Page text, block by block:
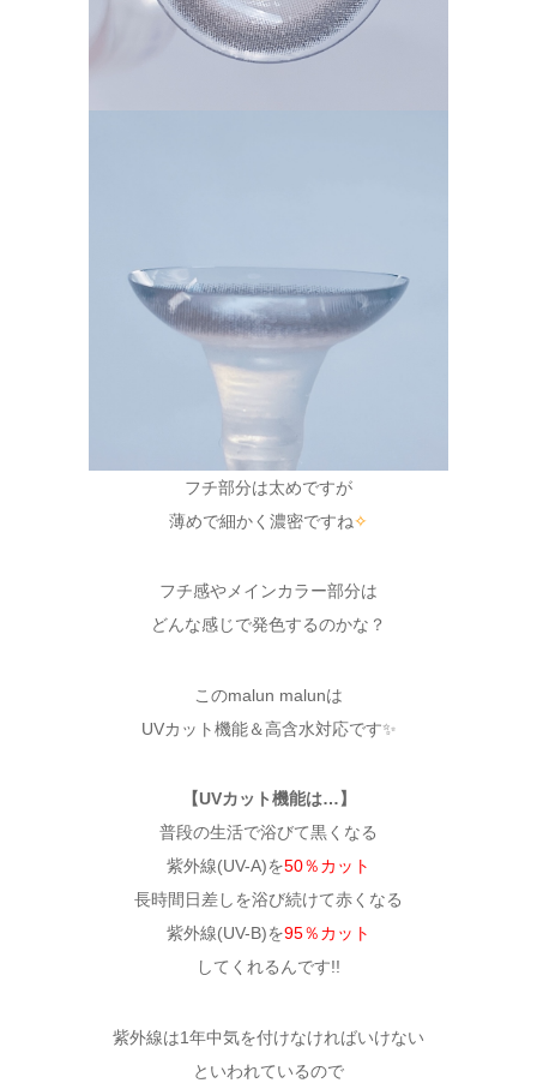
フチ部分は太めですが
薄めで細かく濃密ですね✧
フチ感やメインカラー部分は
どんな感じで発色するのかな？
このmalun malunは
UVカット機能＆高含水対応です✨
【UVカット機能は…】
普段の生活で浴びて黒くなる
紫外線(UV-A)を50％カット
長時間日差しを浴び続けて赤くなる
紫外線(UV-B)を95％カット
してくれるんです!!
紫外線は1年中気を付けなければいけない
といわれているので